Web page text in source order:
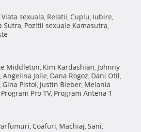
Viata sexuala, Relatii, Cuplu, Iubire,
Sutra, Pozitii sexuale Kamasutra,
Middleton, Kim Kardashian, Johnny
, Angelina Jolie, Dana Rogoz, Dani Otil,
, Gina Pistol, Justin Bieber, Melania
Program Pro TV, Program Antena 1
, Coafuri, Machiaj, Sani,